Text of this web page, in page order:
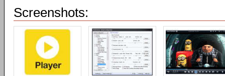
Screenshots: